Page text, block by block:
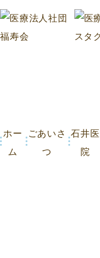
ホー
ム
ごあいさ
つ
石井医
院